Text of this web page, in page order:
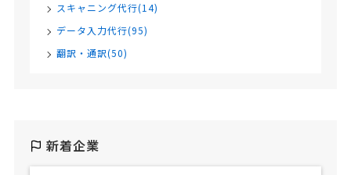
スキャニング代行(14)
データ入力代行(95)
翻訳・通訳(50)
新着企業